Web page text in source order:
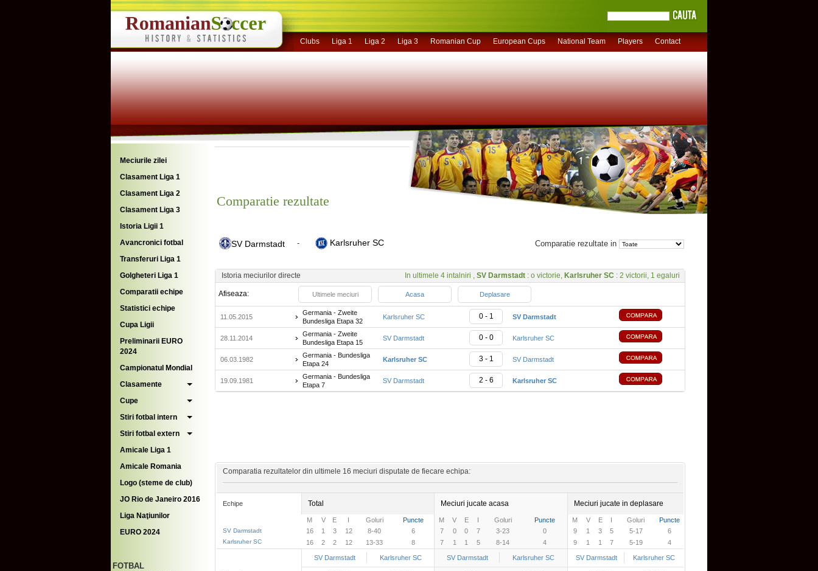
Clubs Liga 1 Liga 2 Liga 3 Romanian Cup European Cups National Team Players Contact
Meciurile zilei
Clasament Liga 1
Clasament Liga 2
Clasament Liga 3
Istoria Ligii 1
Avancronici fotbal
Transferuri Liga 1
Golgheteri Liga 1
Comparatii echipe
Statistici echipe
Cupa Ligii
Preliminarii EURO
2024
Campionatul Mondial
Clasamente
Cupe
Stiri fotbal intern
Stiri fotbal extern
Amicale Liga 1
Amicale Romania
Logo (steme de club)
JO Rio de Janeiro 2016
Liga Naţiunilor
EURO 2024
FOTBAL
Comparatie rezultate
SV Darmstadt - Karlsruher SC Comparatie rezultate in
Istoria meciurilor directe In ultimele 4 intalniri , SV Darmstadt : o victorie, Karlsruher SC : 2 victorii, 1 egaluri
Afiseaza: Ultimele meciuri Acasa Deplasare
11.05.2015
Germania - Zweite
Bundesliga Etapa 32
Karlsruher SC 0 - 1 SV Darmstadt
28.11.2014
Germania - Zweite
Bundesliga Etapa 15
SV Darmstadt 0 - 0 Karlsruher SC
06.03.1982
Germania - Bundesliga
Etapa 24
Karlsruher SC 3 - 1 SV Darmstadt
19.09.1981
Germania - Bundesliga
Etapa 7
SV Darmstadt 2 - 6 Karlsruher SC
Comparatia rezultatelor din ultimele 16 meciuri disputate de fiecare echipa:
Echipe Total Meciuri jucate acasa Meciuri jucate in deplasare
M V E I Goluri Puncte M V E I Goluri Puncte M V E I Goluri Puncte
SV Darmstadt 16 1 3 12 8-40 6 7 0 0 7 3-23 0 9 1 3 5 5-17 6
Karlsruher SC 16 2 2 12 13-33 8 7 1 1 5 8-14 4 9 1 1 7 5-19 4
SV Darmstadt Karlsruher SC SV Darmstadt Karlsruher SC SV Darmstadt Karlsruher SC